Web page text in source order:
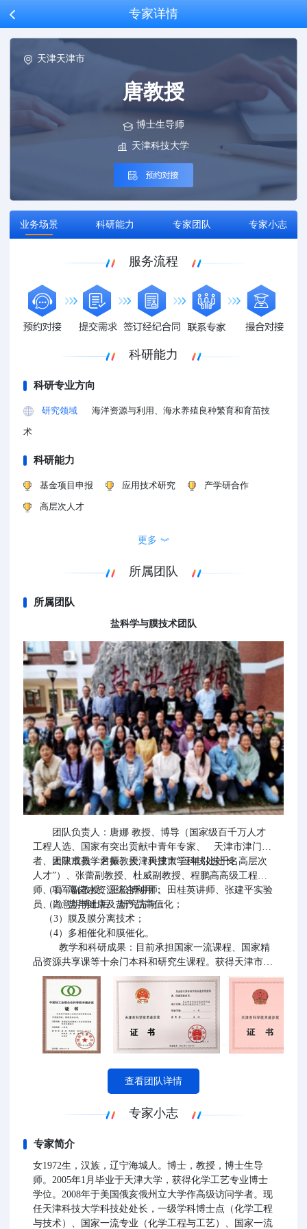
 专家详情
天津天津市
唐教授
博士生导师
天津科技大学
业务场景 科研能力 专家团队 专家小志
服务流程
科研能力
科研专业方向
研究领域 海洋资源与利用、海水养殖良种繁育和育苗技
术
科研能力
基金项目申报 应用技术研究 产学研合作
高层次人才
更多 ︾
所属团队
所属团队
盐科学与膜技术团队
团队负责人：唐娜 教授、博导（国家级百千万人才
工程人选、国家有突出贡献中青年专家、 天津市津门学
者、天津市教学名师、天津科技大学科技处处长
团队成员：尹振教授（天津市“三年引进千名高层次
人才”）、张蕾副教授、杜威副教授、程鹏高高级工程
师、项军副教授、王松博讲师、田桂英讲师、张建平实验
员、肖意明博士后 研究方向：
（1）海卤水资源综合利用；
（2）盐与健康及盐产品高值化；
（3）膜及膜分离技术；
（4）多相催化和膜催化。
教学和科研成果：目前承担国家一流课程、国家精
品资源共享课等十余门本科和研究生课程。获得天津市科
技进步一等奖、天津市教学成果一等奖等多项科研、教学
成果奖励，主编教材5部、发表教改论文数十篇、指导学
生获国际国内奖励多项。目前承担国家重点研发计划专
项、国家自然科学基金重点项目等国家和省部级项目三十
余项，发表SCI论文上百篇。制定国家及行业标准6项，获
得授权专利十余项，其中PCT四项。获省部级科技进步一
果在日本有限会社产兴中央亭、老挝开元矿业有限公司、
中国石油天然气股份有限公司、中盐内蒙化工股份有限公
司、中海油能源发展股份有限公司、江苏苏盐井神股份有
限公司、天津渤化化工集团、天津长芦海晶集团有限公
东盐业集团、福建盐业集团等多家国内外研究院及公司进
行了成果转化应用，承担横纵向科研项目80余项，到账经
费超4500万元，取得了良好经济社会效益。
查看团队详情
专家小志
专家简介
女1972生，汉族，辽宁海城人。博士，教授，博士生导
师。2005年1月毕业于天津大学，获得化学工艺专业博士
学位。2008年于美国俄亥俄州立大学作高级访问学者。现
任天津科技大学科技处处长，一级学科博士点（化学工程
与技术）、国家一流专业（化学工程与工艺）、国家一流